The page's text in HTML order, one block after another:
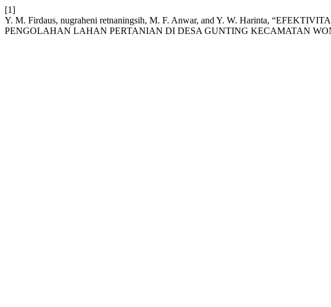
[1]
Y. M. Firdaus, nugraheni retnaningsih, M. F. Anwar, and Y. W. Harinta,
PENGOLAHAN LAHAN PERTANIAN DI DESA GUNTING KECAMATAN